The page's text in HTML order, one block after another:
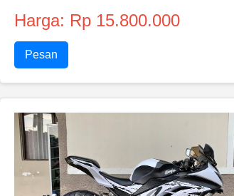
Harga: Rp 15.800.000
Pesan